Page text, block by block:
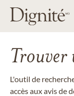
Trouver
L'outil de
accès aux avis de